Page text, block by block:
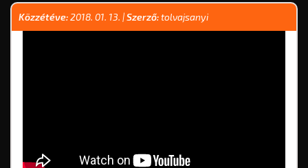
Közzétéve:2018. 01. 13. |Szerző:tolvajsanyi